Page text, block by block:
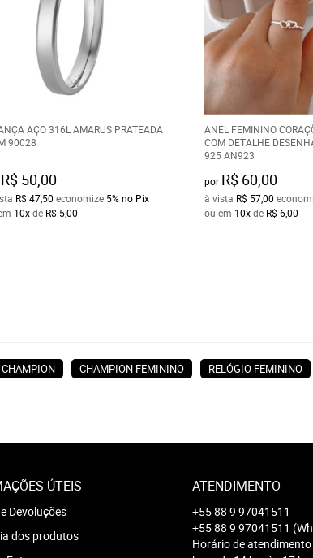
AÇO 316L AMARUS PRATEADA
90028
R$ 50,00
R$ 47,50 economize 5% no Pix
10xde R$ 5,00
ANEL FEMININO
COM DETALHE
925 AN923
por R$ 60,00
à vista R$ 57,00
ou em 10xde R$ 6,00
CHAMPION CHAMPION FEMININO RELÓGIO FEMININO
ÚTEIS
Devoluções
dos produtos
ATENDIMENTO
+55 88 9 97041511
+55 88 9 97041511
Horário de